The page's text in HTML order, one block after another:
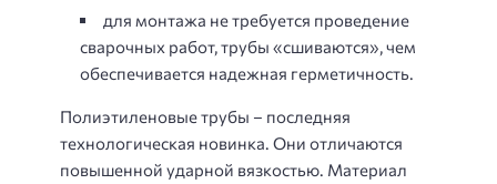
для монтажа не требуется проведение
сварочных работ, трубы «сшиваются», чем
обеспечивается надежная герметичность.
Полиэтиленовые трубы – последняя
технологическая новинка. Они отличаются
повышенной ударной вязкостью. Материал